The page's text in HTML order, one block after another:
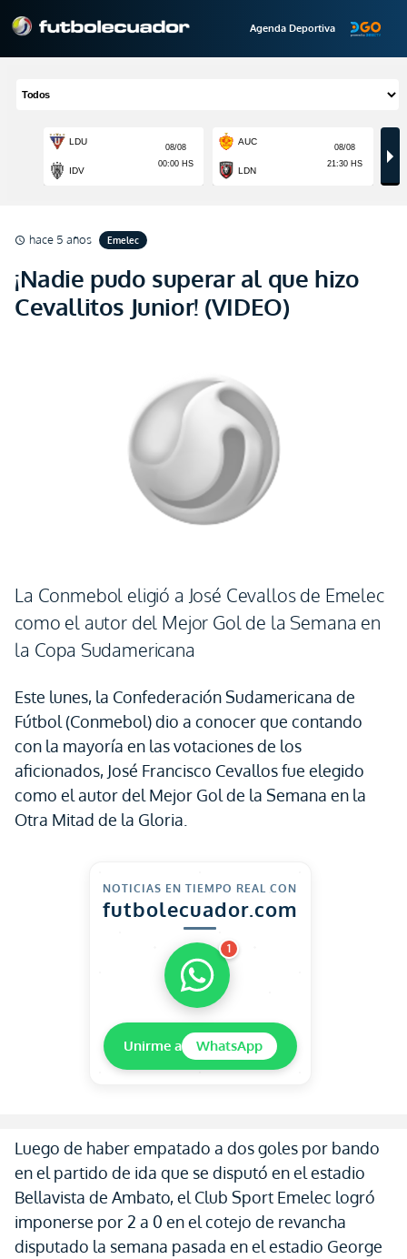
Agenda Deportiva
schedule hace 5 años Emelec
¡Nadie pudo superar al que hizo
Cevallitos Junior! (VIDEO)
La Conmebol eligió a José Cevallos de Emelec
como el autor del Mejor Gol de la Semana en
la Copa Sudamericana
Este lunes, la Confederación Sudamericana de
Fútbol (Conmebol) dio a conocer que contando
con la mayoría en las votaciones de los
aficionados, José Francisco Cevallos fue elegido
como el autor del Mejor Gol de la Semana en la
Otra Mitad de la Gloria.
NOTICIAS EN TIEMPO REAL CON
futbolecuador.com
1
Unirme a WhatsApp
Luego de haber empatado a dos goles por bando
en el partido de ida que se disputó en el estadio
Bellavista de Ambato, el Club Sport Emelec logró
imponerse por 2 a 0 en el cotejo de revancha
disputado la semana pasada en el estadio George